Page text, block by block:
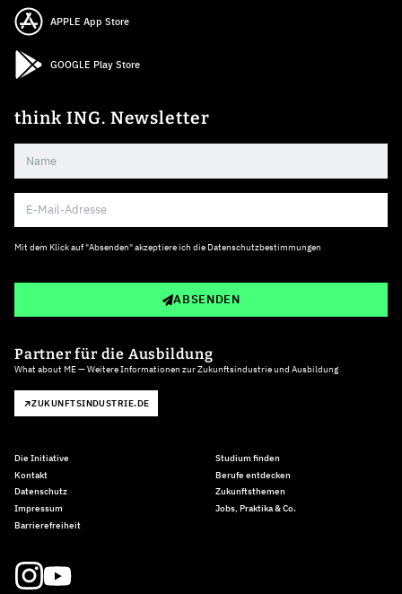
APPLE App Store
GOOGLE Play Store
think ING. Newsletter
Mit dem Klick auf "Absenden" akzeptiere ich die Datenschutzbestimmungen
ABSENDEN
Partner für die Ausbildung
What about ME — Weitere Informationen zur Zukunftsindustrie und Ausbildung
ZUKUNFTSINDUSTRIE.DE
Die Initiative
Kontakt
Datenschutz
Impressum
Barrierefreiheit
Studium finden
Berufe entdecken
Zukunftsthemen
Jobs, Praktika & Co.